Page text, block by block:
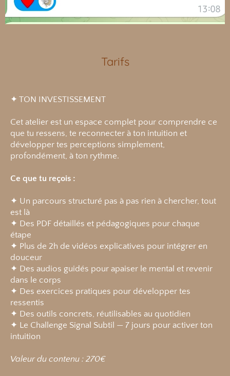
Tarifs
✦ TON INVESTISSEMENT
Cet atelier est un espace complet pour comprendre ce
que tu ressens, te reconnecter à ton intuition et
développer tes perceptions simplement,
profondément, à ton rythme.
Ce que tu reçois :
✦ Un parcours structuré pas à pas rien à chercher, tout
est là
✦ Des PDF détaillés et pédagogiques pour chaque
étape
✦ Plus de 2h de vidéos explicatives pour intégrer en
douceur
✦ Des audios guidés pour apaiser le mental et revenir
dans le corps
✦ Des exercices pratiques pour développer tes
ressentis
✦ Des outils concrets, réutilisables au quotidien
✦ Le Challenge Signal Subtil — 7 jours pour activer ton
intuition
Valeur du contenu : 270€